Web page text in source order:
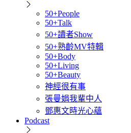
50+People
50+Talk
50+讀者Show
50+熟齡MV特輯
50+Body
50+Living
50+Beauty
神經很有事
張曼娟我輩中人
鄧惠文時光心蘊
Podcast